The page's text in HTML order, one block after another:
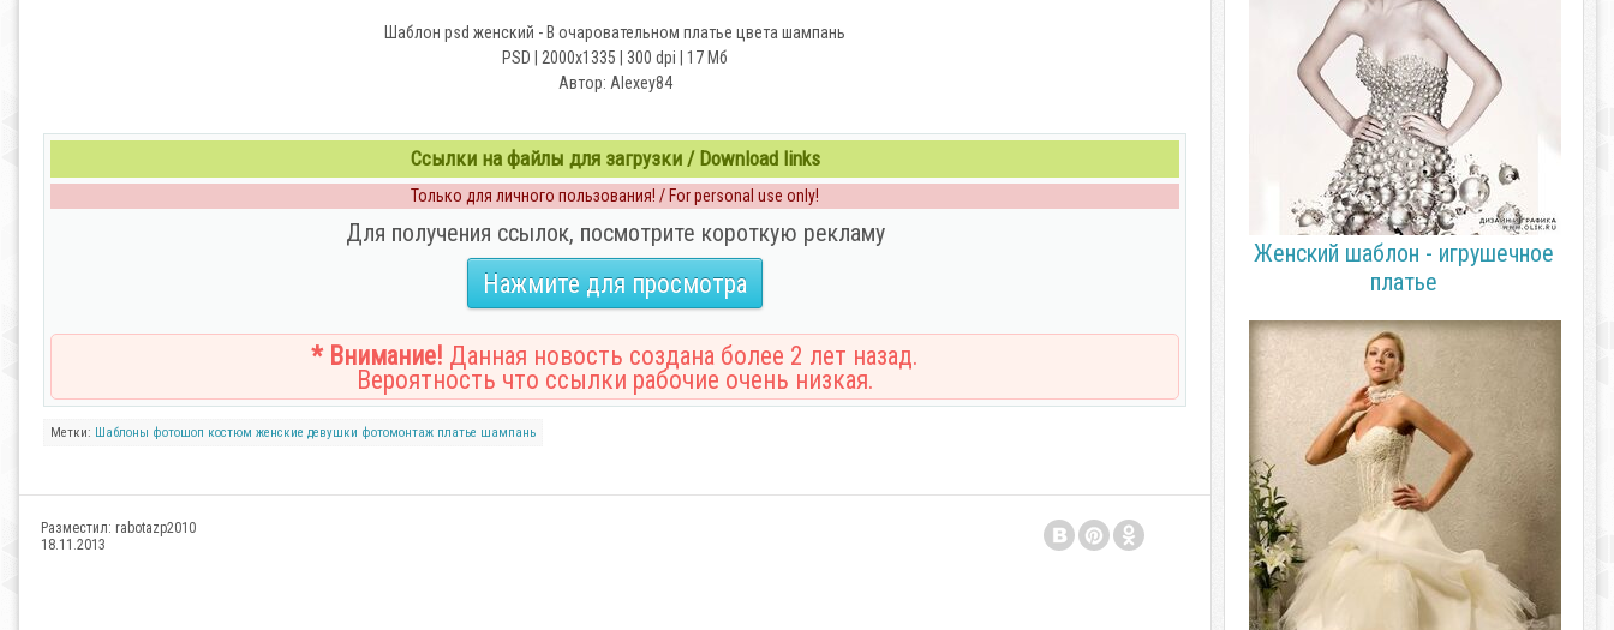
Шаблон psd женский - В очаровательном платье цвета шампань
PSD | 2000x1335 | 300 dpi | 17 Мб
Автор: Alexey84
Ссылки на файлы для загрузки / Download links
Только для личного пользования! / For personal use only!
Для получения ссылок, посмотрите короткую рекламу
Нажмите для просмотра
* Внимание! Данная новость создана более 2 лет назад.
Вероятность что ссылки рабочие очень низкая.
Метки: Шаблоны фотошоп костюм женские девушки фотомонтаж платье шампань
Разместил: rabotazp2010
18.11.2013
Женский шаблон - игрушечное
платье